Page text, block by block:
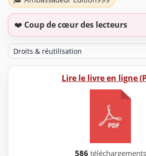
❤️ Coup de cœur des lecteurs
Droits & réutilisation
Lire le livre en ligne
586 téléchargements